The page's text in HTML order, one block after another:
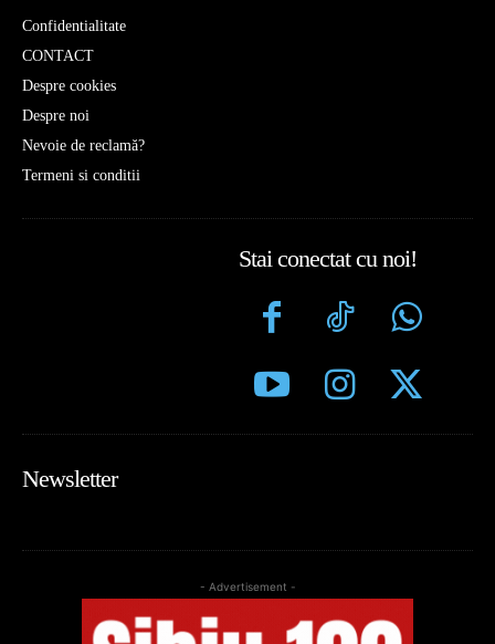
Confidentialitate
CONTACT
Despre cookies
Despre noi
Nevoie de reclamă?
Termeni si conditii
Stai conectat cu noi!
Newsletter
- Advertisement -